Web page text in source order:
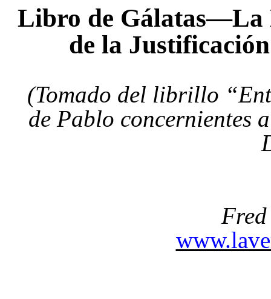
Libro de Gálatas—La
de la
(Tomado del librillo
de Pablo concernientes